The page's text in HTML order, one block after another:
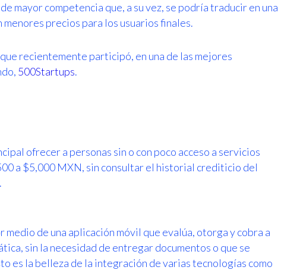
mayor competencia que, a su vez, se podría traducir en una
precios para los usuarios finales.
recientemente participó, en una de las mejores
500Startups.
ofrecer a personas sin o con poco acceso a servicios
a $5,000 MXN, sin consultar el historial crediticio del
medio de una aplicación móvil que evalúa, otorga y cobra a
sin la necesidad de entregar documentos o que se
es la belleza de la integración de varias tecnologías como